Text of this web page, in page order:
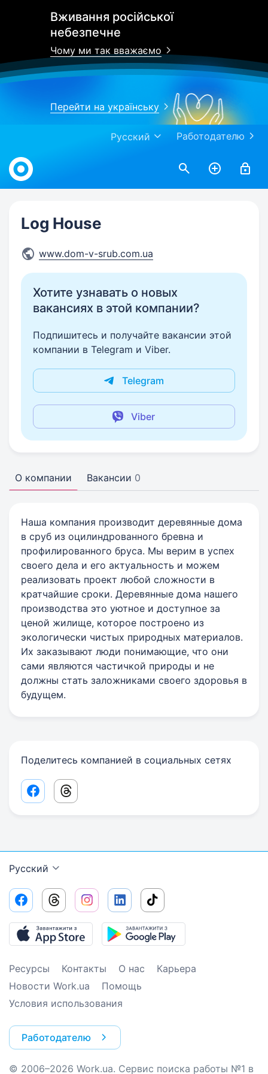
Вживання російської
небезпечне
Чому ми так вважаємо
Перейти на українську
Работодателю
Русский
Work.ua
Log House
www.dom-v-srub.com.ua
Хотите узнавать о новых
вакансиях в этой компании?
Подпишитесь и получайте вакансии этой
компании в Telegram и Viber.
Telegram
Viber
О компании Вакансии 0
Наша компания производит деревянные дома
в сруб из оцилиндрованного бревна и
профилированного бруса. Мы верим в успех
своего дела и его актуальность и можем
реализовать проект любой сложности в
кратчайшие сроки. Деревянные дома нашего
производства это уютное и доступное за
ценой жилище, которое построено из
экологически чистых природных материалов.
Их заказывают люди понимающие, что они
сами являются частичкой природы и не
должны стать заложниками своего здоровья в
будущем.
Поделитесь компанией в социальных сетях
Facebook share link
Threads share link
Русский
Ресурсы Контакты О нас
Карьера
Новости Work.ua
Помощь
Условия использования
Работодателю
© 2006–2026 Work.ua. Сервис поиска работы №1 в